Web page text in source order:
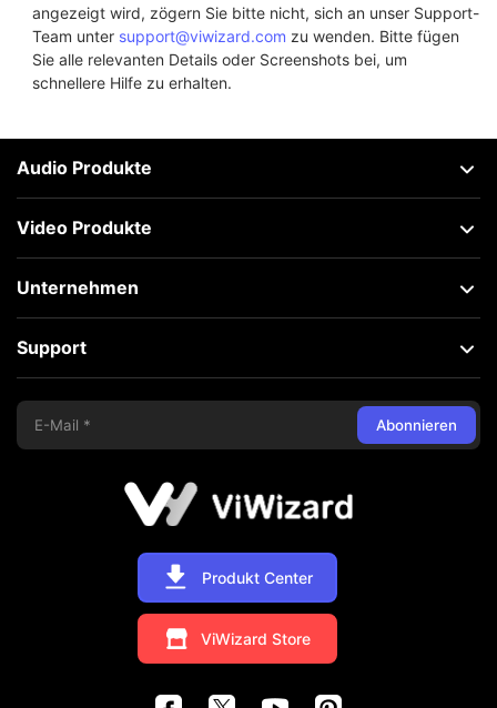
angezeigt wird, zögern Sie bitte nicht, sich an unser Support-
Team unter support@viwizard.com zu wenden. Bitte fügen
Sie alle relevanten Details oder Screenshots bei, um
schnellere Hilfe zu erhalten.
Produkt Center
ViWizard Store
Audio Produkte
Video Produkte
Unternehmen
Support
Abonnieren